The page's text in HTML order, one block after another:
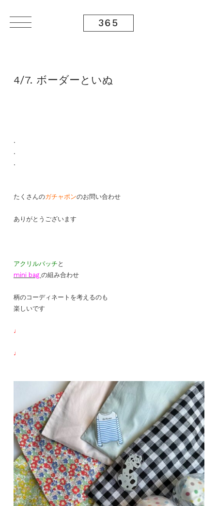
365
4/7. ボーダーといぬ
.
.
.
たくさんのガチャポンのお問い合わせ
ありがとうございます
アクリルバッチ と
mini bag の組み合わせ
柄のコーディネートを考えるのも
楽しいです
♩
♩